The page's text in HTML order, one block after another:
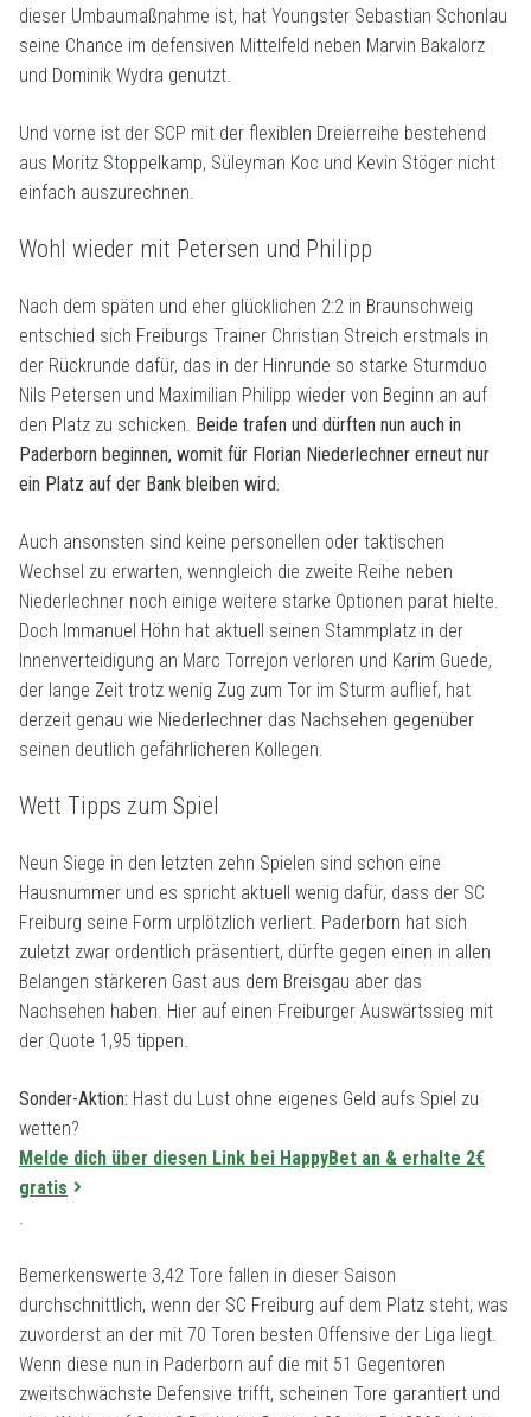
dieser Umbaumaßnahme ist, hat Youngster Sebastian Schonlau
seine Chance im defensiven Mittelfeld neben Marvin Bakalorz
und Dominik Wydra genutzt.
Und vorne ist der SCP mit der flexiblen Dreierreihe bestehend
aus Moritz Stoppelkamp, Süleyman Koc und Kevin Stöger nicht
einfach auszurechnen.
Wohl wieder mit Petersen und Philipp
Nach dem späten und eher glücklichen 2:2 in Braunschweig
entschied sich Freiburgs Trainer Christian Streich erstmals in
der Rückrunde dafür, das in der Hinrunde so starke Sturmduo
Nils Petersen und Maximilian Philipp wieder von Beginn an auf
den Platz zu schicken. Beide trafen und dürften nun auch in
Paderborn beginnen, womit für Florian Niederlechner erneut nur
ein Platz auf der Bank bleiben wird.
Auch ansonsten sind keine personellen oder taktischen
Wechsel zu erwarten, wenngleich die zweite Reihe neben
Niederlechner noch einige weitere starke Optionen parat hielte.
Doch Immanuel Höhn hat aktuell seinen Stammplatz in der
Innenverteidigung an Marc Torrejon verloren und Karim Guede,
der lange Zeit trotz wenig Zug zum Tor im Sturm auflief, hat
derzeit genau wie Niederlechner das Nachsehen gegenüber
seinen deutlich gefährlicheren Kollegen.
Wett Tipps zum Spiel
Neun Siege in den letzten zehn Spielen sind schon eine
Hausnummer und es spricht aktuell wenig dafür, dass der SC
Freiburg seine Form urplötzlich verliert. Paderborn hat sich
zuletzt zwar ordentlich präsentiert, dürfte gegen einen in allen
Belangen stärkeren Gast aus dem Breisgau aber das
Nachsehen haben. Hier auf einen Freiburger Auswärtssieg mit
der Quote 1,95 tippen.
Sonder-Aktion: Hast du Lust ohne eigenes Geld aufs Spiel zu
wetten?
Melde dich über diesen Link bei HappyBet an & erhalte 2€
gratis
Bemerkenswerte 3,42 Tore fallen in dieser Saison
durchschnittlich, wenn der SC Freiburg auf dem Platz steht, was
zuvorderst an der mit 70 Toren besten Offensive der Liga liegt.
Wenn diese nun in Paderborn auf die mit 51 Gegentoren
zweitschwächste Defensive trifft, scheinen Tore garantiert und